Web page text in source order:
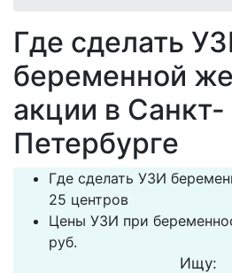
Где сделать
беременной
акции в Санкт-
Петербурге
Где сделать УЗИ
25 центров
Цены УЗИ при
руб.
Ищу: